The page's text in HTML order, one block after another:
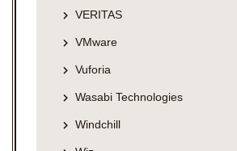
VERITAS
VMware
Vuforia
Wasabi Technologies
Windchill